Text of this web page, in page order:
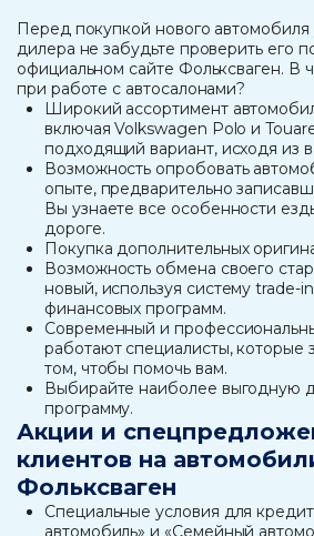
Перед покупкой нового автомобиля
дилера не забудьте проверить его
официальном сайте Фольксваген. В
при работе с автосалонами?
Широкий ассортимент
включая Volkswagen Polo и
подходящий вариант, исходя из
Возможность опробовать
опыте, предварительно
Вы узнаете все особенности
дороге.
Покупка дополнительных
Возможность обмена своего
новый, используя систему trade-
финансовых программ.
Современный и
работают специалисты, которые
том, чтобы помочь вам.
Выбирайте наиболее выгодную
программу.
Акции и
клиентов на
Фольксваген
Специальные условия для
автомобиль» и «Семейный